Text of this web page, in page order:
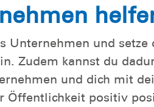
Unternehmen und setze
Zudem kannst du
und dich mit
Öffentlichkeit positiv